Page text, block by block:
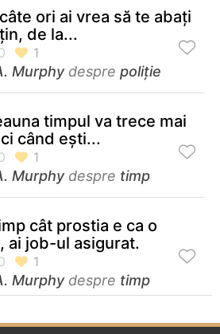
ori ai vrea să te abați
de la...
Murphydespre poliție
timpul va trece mai
când ești...
Murphydespre timp
cât prostia e ca o
ai job-ul asigurat.
Murphydespre timp